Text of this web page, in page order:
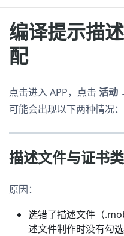
编译提示描
配
点击进入 APP，点击 活动
可能会出现以下两种情况：
描述文件与证书
原因：
选错了描述文件（
述文件制作时没有勾选